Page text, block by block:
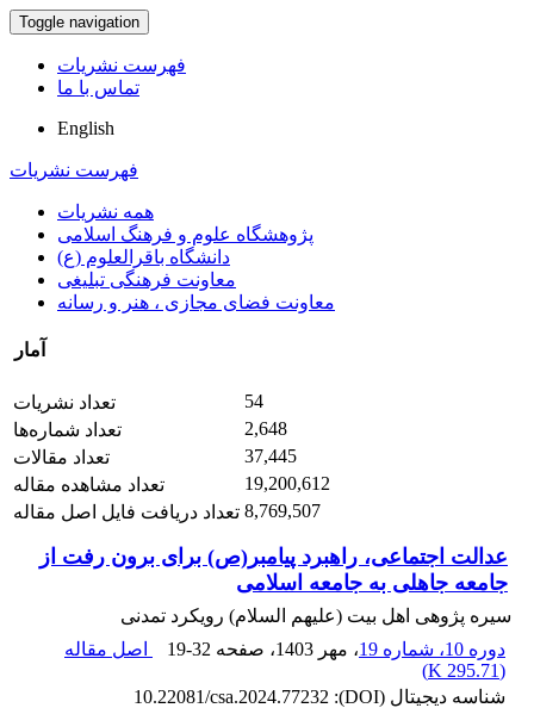
Toggle navigation
فهرست نشریات
تماس با ما
English
فهرست نشریات
همه نشریات
پژوهشگاه علوم و فرهنگ اسلامی
دانشگاه باقرالعلوم (ع)
معاونت فرهنگی تبلیغی
معاونت فضای مجازی ، هنر و رسانه
آمار
تعداد نشریات
54
تعداد شماره‌ها
2,648
تعداد مقالات
37,445
تعداد مشاهده مقاله
19,200,612
تعداد دریافت فایل اصل مقاله 8,769,507
عدالت اجتماعی، راهبرد پیامبر(ص) برای برون رفت از
جامعه جاهلی به جامعه اسلامی
سیره پژوهی اهل بیت (علیهم السلام) رویکرد تمدنی
دوره 10، شماره 19
، مهر 1403 ، صفحه 19-32
اصل مقاله
(
295.71 K
)
شناسه دیجیتال (DOI):
10.22081/csa.2024.77232